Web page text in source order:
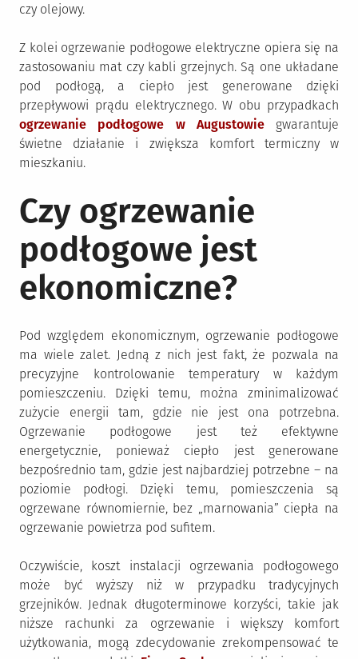
czy olejowy.
Z kolei ogrzewanie podłogowe elektryczne opiera się na
zastosowaniu mat czy kabli grzejnych. Są one układane
pod podłogą, a ciepło jest generowane dzięki
przepływowi prądu elektrycznego. W obu przypadkach
ogrzewanie podłogowe w Augustowiegwarantuje
świetne działanie i zwiększa komfort termiczny w
mieszkaniu.
Czy ogrzewanie
podłogowe jest
ekonomiczne?
Pod względem ekonomicznym, ogrzewanie podłogowe
ma wiele zalet. Jedną z nich jest fakt, że pozwala na
precyzyjne kontrolowanie temperatury w każdym
pomieszczeniu. Dzięki temu, można zminimalizować
zużycie energii tam, gdzie nie jest ona potrzebna.
Ogrzewanie podłogowe jest też efektywne
energetycznie, ponieważ ciepło jest generowane
bezpośrednio tam, gdzie jest najbardziej potrzebne – na
poziomie podłogi. Dzięki temu, pomieszczenia są
ogrzewane równomiernie, bez „marnowania” ciepła na
ogrzewanie powietrza pod sufitem.
Oczywiście, koszt instalacji ogrzewania podłogowego
może być wyższy niż w przypadku tradycyjnych
grzejników. Jednak długoterminowe korzyści, takie jak
niższe rachunki za ogrzewanie i większy komfort
użytkowania, mogą zdecydowanie zrekompensować te